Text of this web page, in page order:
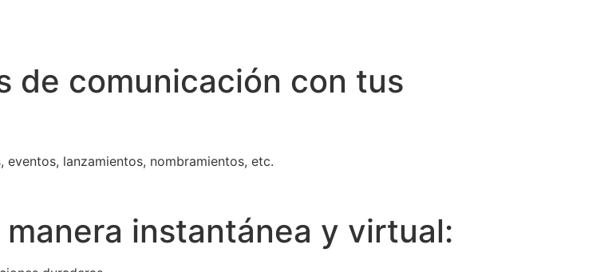
de comunicación con tus
lanzamientos, nombramientos, etc.
instantánea y virtual: